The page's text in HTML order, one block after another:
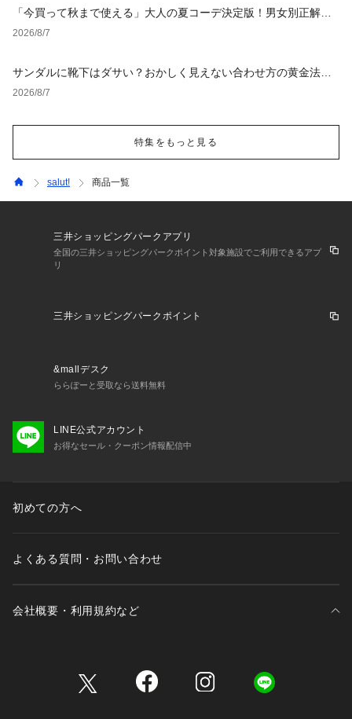
「今買って秋まで使える」大人の夏コーデ決定版！男女別正解ス
タイルとNGな着こなし
2026/8/7
サンダルに靴下はダサい？おかしく見えない合わせ方の黄金法則
と男女別おすすめコーデ
2026/8/7
特集をもっと見る
salut! 商品一覧
三井ショッピングパークアプリ
全国の三井ショッピングパークポイント対象施設でご利用できるアプ
リ
三井ショッピングパークポイント
&mallデスク
ららぽーと受取なら送料無料
LINE公式アカウント
お得なセール・クーポン情報配信中
初めての方へ
よくある質問・お問い合わせ
会社概要・利用規約など